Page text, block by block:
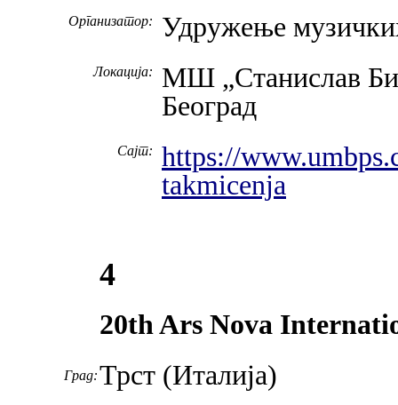
Организатор: Удружење
Локација:
МШ „Станислав
Београд
Сајт:
https://
takmicenja
4
20th Ars Nova
Град:Трст (Италија)